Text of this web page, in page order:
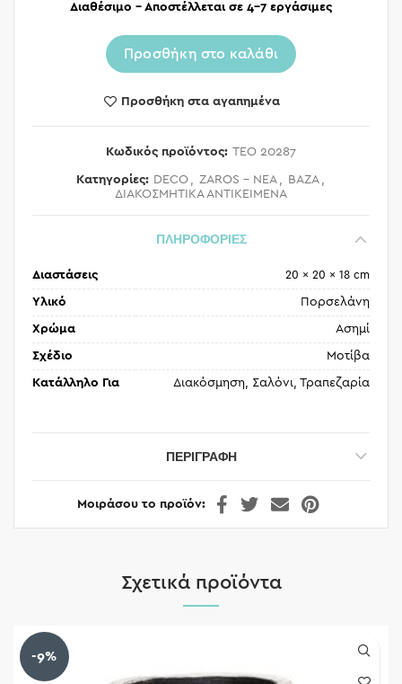
Διαθέσιμο – Αποστέλλεται σε 4-7 εργάσιμες
Προσθήκη στο καλάθι
Προσθήκη στα αγαπημένα
Κωδικός προϊόντος: TEO 20287
Κατηγορίες: DECO , ZAROS - ΝΕΑ , ΒΑΖΑ ,
ΔΙΑΚΟΣΜΗΤΙΚΑ ΑΝΤΙΚΕΙΜΕΝΑ
ΠΛΗΡΟΦΟΡΙΕΣ
Διαστάσεις 20 × 20 × 18 cm
Υλικό Πορσελάνη
Χρώμα Ασημί
Σχέδιο Μοτίβα
Κατάλληλο Για Διακόσμηση, Σαλόνι, Τραπεζαρία
ΠΕΡΙΓΡΑΦΉ
Μοιράσου το προϊόν
Σχετικά προϊόντα
-9%